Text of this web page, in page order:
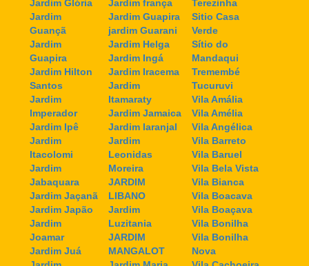
Jardim Glória
Jardim
Guançã
Jardim
Guapira
Jardim Hilton
Santos
Jardim
Imperador
Jardim Ipê
Jardim
Itacolomi
Jardim
Jabaquara
Jardim Jaçanã
Jardim Japão
Jardim
Joamar
Jardim Juá
Jardim frança
Jardim Guapira
jardim Guarani
Jardim Helga
Jardim Ingá
Jardim Iracema
Jardim
Itamaraty
Jardim Jamaica
Jardim laranjal
Jardim
Leonidas
Moreira
JARDIM
LIBANO
Jardim
Luzitania
JARDIM
MANGALOT
Terezinha
Sitio Casa
Verde
Sítio do
Mandaqui
Tremembé
Tucuruvi
Vila Amália
Vila Amélia
Vila Angélica
Vila Barreto
Vila Baruel
Vila Bela Vista
Vila Bianca
Vila Boacava
Vila Boaçava
Vila Bonilha
Vila Bonilha
Nova